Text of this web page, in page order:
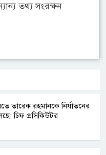
তথ্য সংরক্ষন
তারেক রহমানকে নির্যাতনের
চিফ প্রসিকিউটর